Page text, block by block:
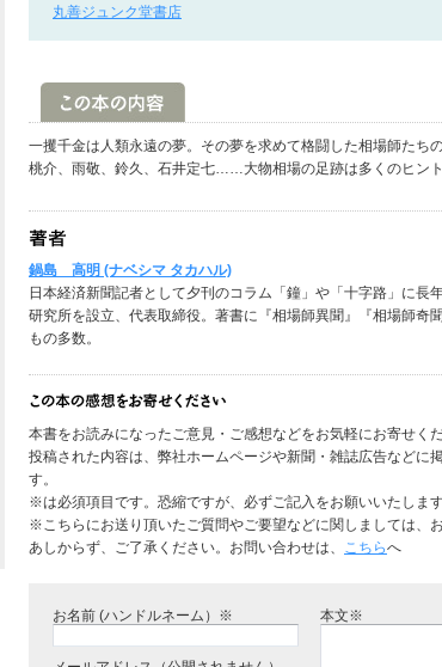
丸善ジュンク堂書店
一攫千金は人類永遠の夢。その夢を求めて格闘した相場師たち
桃介、雨敬、鈴久、石井定七……大物相場の足跡は多くのヒント
鍋島 高明 (ナベシマ タカハル)
日本経済新聞記者として夕刊のコラム「鐘」や「十字路」に長
研究所を設立、代表取締役。著書に『相場師異聞』『相場師奇
もの多数。
本書をお読みになったご意見・ご感想などをお気軽にお寄せくだ
投稿された内容は、弊社ホームページや新聞・雑誌広告などに
す。
※は必須項目です。恐縮ですが、必ずご記入をお願いいたします
※こちらにお送り頂いたご質問やご要望などに関しましては、
あしからず、ご了承ください。お問い合わせは、 こちらへ
お名前 (ハンドルネーム）※ 本文※